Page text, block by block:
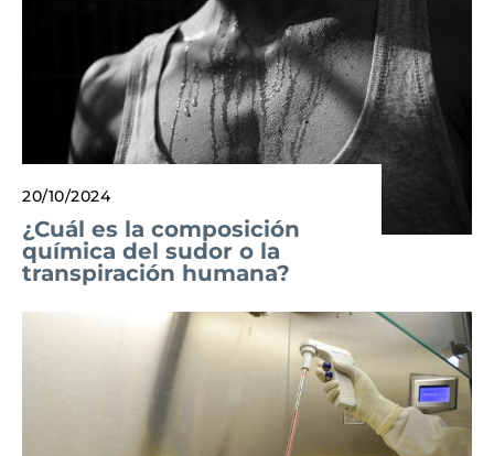
20/10/2024
¿Cuál es la composición
química del sudor o la
transpiración humana?